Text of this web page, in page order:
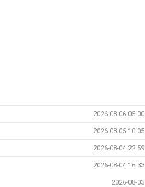
2026-08-06 05:00
2026-08-05 10:05
2026-08-04 22:59
2026-08-04 16:33
2026-08-03